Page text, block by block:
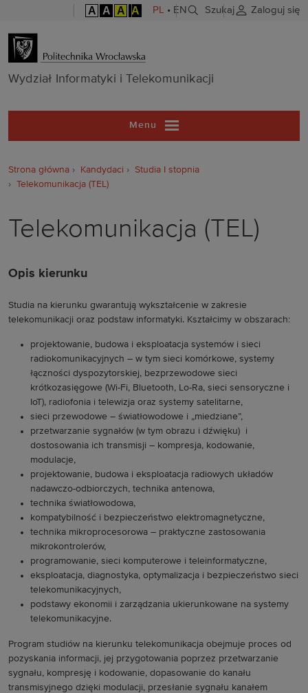
A A A A PL • EN Szukaj Zaloguj się
Wydział
Wydział Informatyki i Telekomunikacji
Menu
Strona główna Kandydaci
Studia I stopnia
Telekomunikacja (TEL)
Telekomunikacja (TEL)
Opis kierunku
Studia na kierunku gwarantują wykształcenie w zakresie
telekomunikacji oraz podstaw informatyki. Kształcimy w obszarach:
projektowanie, budowa i eksploatacja systemów i sieci
radiokomunikacyjnych – w tym sieci komórkowe, systemy
łączności dyspozytorskiej, bezprzewodowe sieci
krótkozasięgowe (Wi-Fi, Bluetooth, Lo-Ra, sieci sensoryczne i
IoT), radiofonia i telewizja oraz systemy satelitarne,
sieci przewodowe – światłowodowe i „miedziane”,
przetwarzanie sygnałów (w tym obrazu i dźwięku) i
dostosowania ich transmisji – kompresja, kodowanie,
modulacje,
projektowanie, budowa i eksploatacja radiowych układów
nadawczo-odbiorczych, technika antenowa,
technika światłowodowa,
kompatybilność i bezpieczeństwo elektromagnetyczne,
technika mikroprocesorowa – praktyczne zastosowania
mikrokontrolerów,
programowanie, sieci komputerowe i teleinformatyczne,
eksploatacja, diagnostyka, optymalizacja i bezpieczeństwo sieci
telekomunikacyjnych,
podstawy ekonomii i zarządzania ukierunkowane na systemy
telekomunikacyjne.
Program studiów na kierunku telekomunikacja obejmuje proces od
pozyskania informacji, jej przygotowania poprzez przetwarzanie
sygnału, kompresję i kodowanie, dopasowanie do kanału
transmisyjnego dzięki modulacji, przesłanie sygnału kanałem